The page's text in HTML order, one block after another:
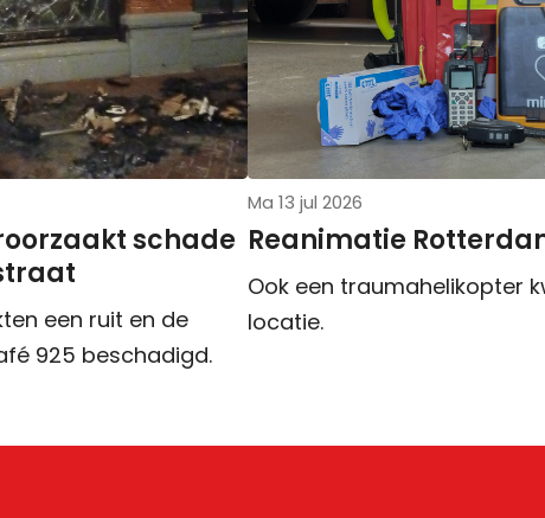
schade
een ruit en de
925 beschadigd.
Ma 13 jul 2026
Reanimatie
Ook een traumahelikopter
locatie.